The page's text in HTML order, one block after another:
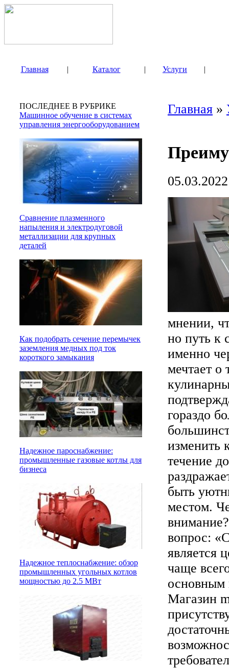
Главная | Каталог | Услуги |
ПОСЛЕДНЕЕ В РУБРИКЕ
Машинное обучение в системах
управления энергооборудованием
Сравнение плазменного
напыления и электродуговой
металлизации для крупных
деталей
Как подобрать сечение перемычек
заземления медных под ток
короткого замыкания
Надежное пароснабжение:
промышленные газовые котлы для
бизнеса
Надежное теплоснабжение: обзор
промышленных угольных котлов
мощностью до 2.5 МВт
Главная »
05.03.2022
мнении,
но путь к
именно
мечтает о
гораздо
изменить
течение
быть
местом.
вопрос:
является
чаще
основным
Магазин